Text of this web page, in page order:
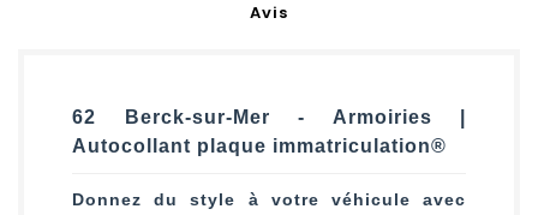
Avis
62 Berck-sur-Mer - Armoiries |
Autocollant plaque immatriculation®
Donnez du style à votre véhicule avec